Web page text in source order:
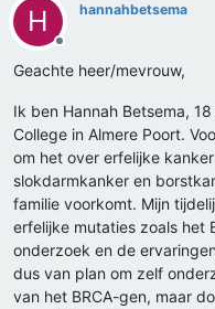
H
Offline
hannahbetsema
Geachte heer/mevrouw,
Ik ben Hannah Betsema,
College in Almere Poort.
om het over erfelijke
slokdarmkanker en
familie voorkomt. Mijn
erfelijke mutaties zoals het
onderzoek en de
dus van plan om zelf
van het BRCA-gen, maar